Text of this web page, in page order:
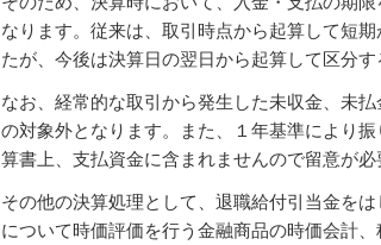
なります。従来は、取引時点から起算して短
たが、今後は決算日の翌日から起算して区分す
なお、経常的な取引から発生した未収金、未
の対象外となります。また、１年基準により
算書上、支払資金に含まれませんので留意が必
その他の決算処理として、退職給付引当金を
について時価評価を行う金融商品の時価会計